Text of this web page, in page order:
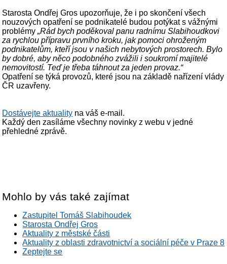
Starosta Ondřej Gros upozorňuje, že i po skončení všech
nouzových opatření se podnikatelé budou potýkat s vážnými
problémy„Rád bych poděkoval panu radnímu Slabihoudkovi
za rychlou přípravu prvního kroku, jak pomoci ohroženým
podnikatelům, kteří jsou v našich nebytových prostorech. Bylo
by dobré, aby něco podobného zvážili i soukromí majitelé
nemovitostí. Teď je třeba táhnout za jeden provaz.“
Opatření se týká provozů, které jsou na základě nařízení vlády
ČR uzavřeny.
Dostávejte aktuality na váš e-mail.
Každý den zasíláme všechny novinky z webu v jedné
přehledné zprávě.
Mohlo by vás také zajímat
Zastupitel Tomáš Slabihoudek
Starosta Ondřej Gros
Aktuality z městské části
Aktuality z oblasti zdravotnictví a sociální péče v Praze 8
Zeptejte se